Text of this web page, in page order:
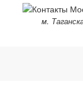
м.